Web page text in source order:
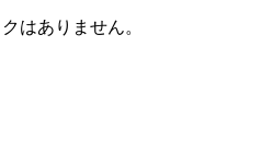
はありません。